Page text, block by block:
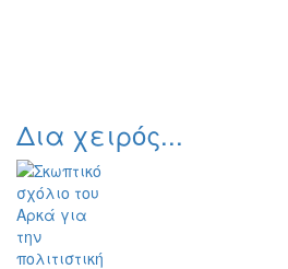
Δια χειρός...